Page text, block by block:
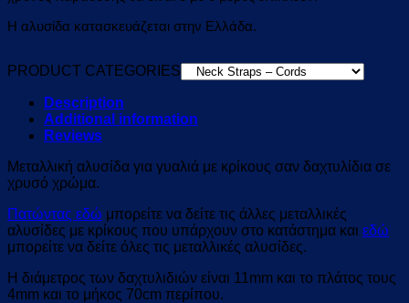
Η αλυσίδα κατασκευάζεται στην Ελλάδα.
PRODUCT CATEGORIES
Description
Additional information
Reviews
Μεταλλική αλυσίδα για γυαλιά με κρίκους σαν δαχτυλίδια σε
χρυσό χρώμα.
Πατώντας εδώ μπορείτε να δείτε τις άλλες μεταλλικές
αλυσίδες με κρίκους που υπάρχουν στο κατάστημα και εδώ
μπορείτε να δείτε όλες τις μεταλλικές αλυσίδες.
Η διάμετρος των δαχτυλιδιών είναι 11mm και το πλάτος τους
4mm και το μήκος 70cm περίπου.